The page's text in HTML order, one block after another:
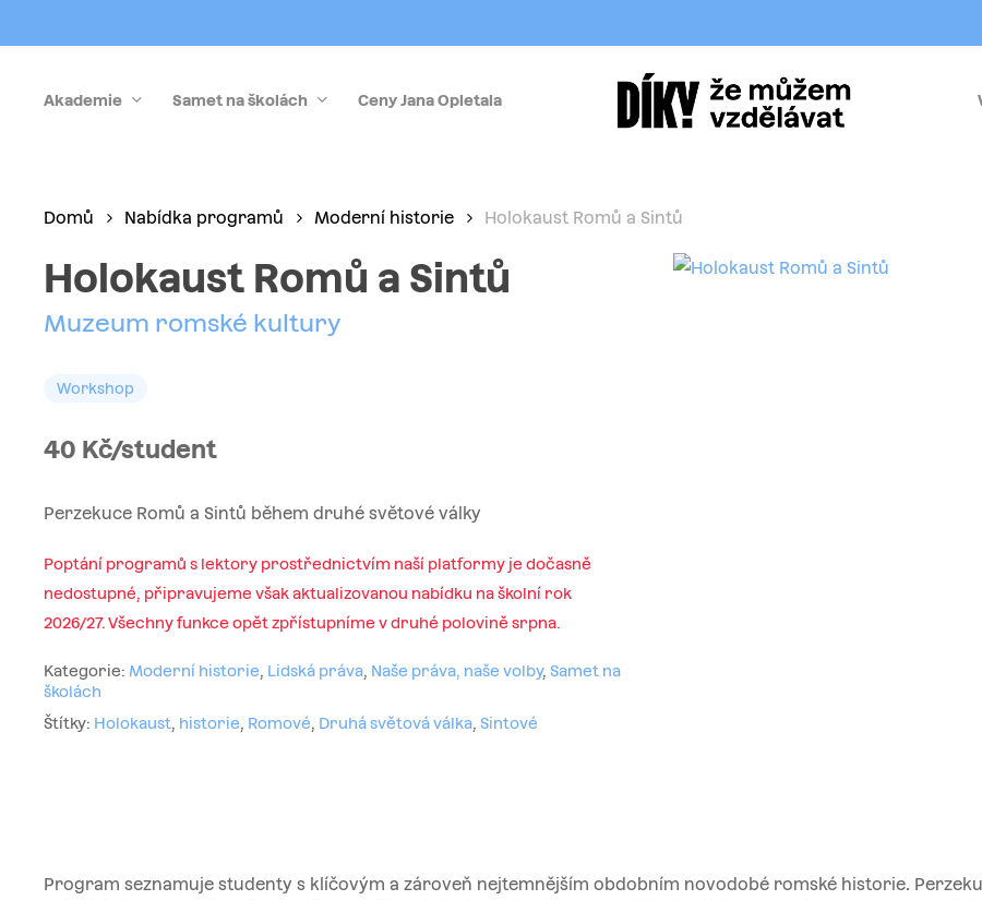
to
contentAkademie Samet na školách Ceny Jana Opletala
Domů Nabídka programů Moderní historie Holokaust Romů a Sintů
Holokaust Romů a Sintů
Muzeum romské kultury
Workshop
40 Kč/student
Perzekuce Romů a Sintů během druhé světové války
Poptání programů s lektory prostřednictvím naší platformy je dočasně
nedostupné, připravujeme však aktualizovanou nabídku na školní rok
2026/27. Všechny funkce opět zpřístupníme v druhé polovině srpna.
Kategorie: Moderní historie, Lidská práva, Naše práva, naše volby,Samet na
školách
Štítky: Holokaust, historie, Romové, Druhá světová válka,Sintové
Program seznamuje studenty s klíčovým a zároveň nejtemnějším obdobním novodobé romské historie.